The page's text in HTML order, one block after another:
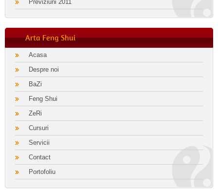
Previziuni 2011
Arta Feng Shui
Acasa
Despre noi
BaZi
Feng Shui
ZeRi
Cursuri
Servicii
Contact
Portofoliu